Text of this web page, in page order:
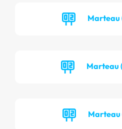
Marteau
Marteau
Marteau